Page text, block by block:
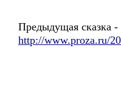
Предыдущая сказка -
http://www.proza.ru/